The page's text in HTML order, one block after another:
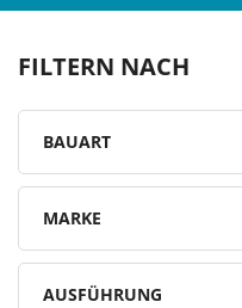
FILTERN NACH
BAUART
MARKE
AUSFÜHRUNG